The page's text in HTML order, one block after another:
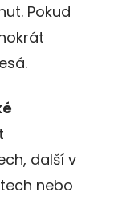
Pokud
další v
nebo